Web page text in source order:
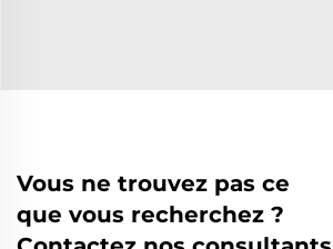
Vous ne trouvez pas ce
que vous recherchez ?